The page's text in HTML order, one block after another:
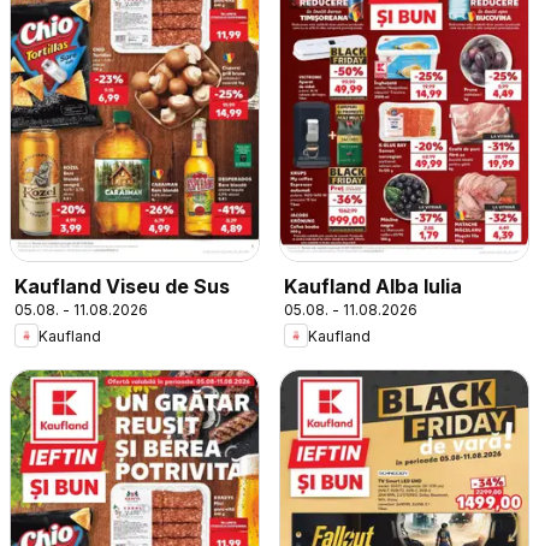
Kaufland Viseu de Sus
05.08. - 11.08.2026
Kaufland
Kaufland Alba Iulia
05.08. - 11.08.2026
Kaufland